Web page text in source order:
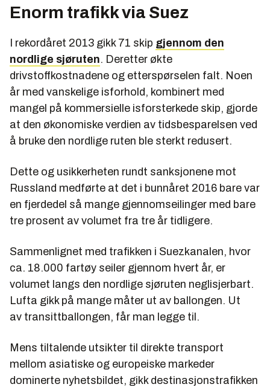
Enorm trafikk via Suez
I rekordåret 2013 gikk 71 skip gjennom den
nordlige sjøruten. Deretter økte
drivstoffkostnadene og etterspørselen falt. Noen
år med vanskelige isforhold, kombinert med
mangel på kommersielle isforsterkede skip, gjorde
at den økonomiske verdien av tidsbesparelsen ved
å bruke den nordlige ruten ble sterkt redusert.
Dette og usikkerheten rundt sanksjonene mot
Russland medførte at det i bunnåret 2016 bare var
en fjerdedel så mange gjennomseilinger med bare
tre prosent av volumet fra tre år tidligere.
Sammenlignet med trafikken i Suezkanalen, hvor
ca. 18.000 fartøy seiler gjennom hvert år, er
volumet langs den nordlige sjøruten neglisjerbart.
Lufta gikk på mange måter ut av ballongen. Ut
av transittballongen, får man legge til.
Mens tiltalende utsikter til direkte transport
mellom asiatiske og europeiske markeder
dominerte nyhetsbildet, gikk destinasjonstrafikken